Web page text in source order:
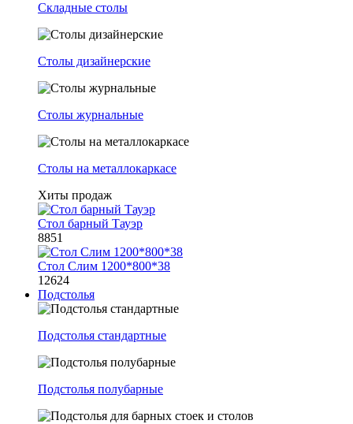
Складные столы
Столы дизайнерские
Столы журнальные
Столы на металлокаркасе
Хиты продаж
Стол барный Тауэр
8851
Стол Слим 1200*800*38
12624
Подстолья
Подстолья стандартные
Подстолья полубарные